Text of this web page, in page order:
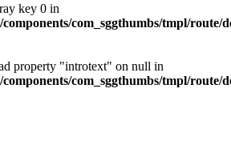
key 0 in
com_sggthumbs/tmpl/route/
property "introtext" on null in
com_sggthumbs/tmpl/route/